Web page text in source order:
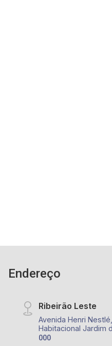
Endereço
Ribeirão Leste
Avenida Henri
Habitacional Jardim
000